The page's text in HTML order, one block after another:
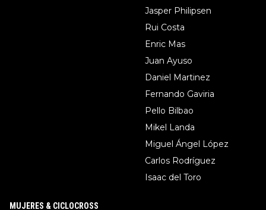
Jasper Philipsen
Rui Costa
Enric Mas
Juan Ayuso
Daniel Martinez
Fernando Gaviria
Pello Bilbao
Mikel Landa
Miguel Ángel López
Carlos Rodríguez
Isaac del Toro
MUJERES & CICLOCROSS